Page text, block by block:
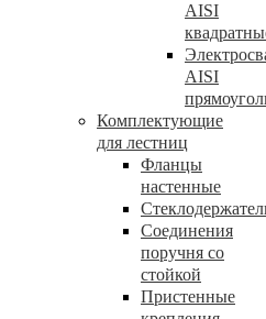
AISI
AISI
Комплектующие
для лестниц
Фланцы
настенные
Соединения
поручня со
стойкой
Пристенные